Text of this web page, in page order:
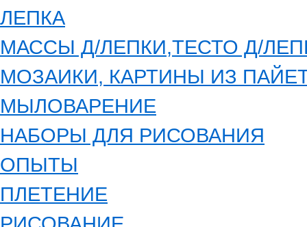
ЛЕПКА
МАССЫ Д/ЛЕПКИ,ТЕСТО Д/
МОЗАИКИ, КАРТИНЫ ИЗ
МЫЛОВАРЕНИЕ
НАБОРЫ ДЛЯ РИСОВАНИЯ
ОПЫТЫ
ПЛЕТЕНИЕ